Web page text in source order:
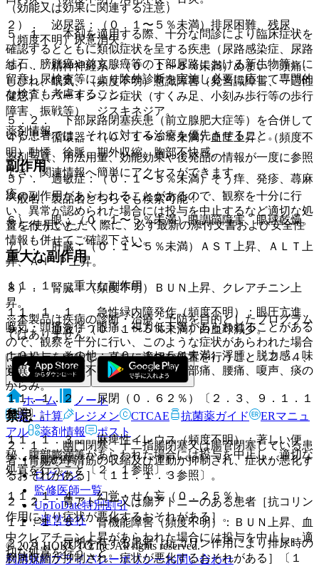
２）． 泌尿器：（０．１〜５％未満）排尿困難、残尿、
（頻度不明）尿意消失。
３）． 精神神経系：（０．１〜５％未満）めまい、頭痛、
しびれ、眠気、（頻度不明）意識障害（見当識障害、一過性
健忘）、パーキンソン症状（すくみ足、小刻み歩行等の歩行
障害、振戦等）、ジスキネジア。
４）． 循環器：（０．１〜５％未満）血圧上昇、（頻度不
明）動悸、徐脈、期外収縮、胸部不快感。
５）． 過敏症：（０．１〜５％未満）そう痒、発疹、蕁麻
疹。
６）． 眼：（０．１〜５％未満）眼調節障害、眼球乾燥。
７）． 肝臓：（０．１〜５％未満）ＡＳＴ上昇、ＡＬＴ上
昇、Ａｌ−Ｐ上昇。
８）． 腎臓：（頻度不明）ＢＵＮ上昇、クレアチニン上
昇。
９）． 血液：（０．１〜５％未満）白血球減少。
１０）． その他：（０．１〜５％未満）浮腫、脱力感、味
覚異常、（頻度不明）倦怠感、咽頭部痛、腰痛、嗄声、痰の
からみ。
禁忌
２．１． 幽門閉塞、十二指腸閉塞又は腸管閉塞している患
者［胃腸の平滑筋の収縮及び運動が抑制され、症状が悪化す
るおそれがある］〔１１．１．３参照〕。
２．２． 胃アトニー又は腸アトニーのある患者［抗コリン
作用により症状が悪化するおそれがある］。
２．３． 尿閉を有する患者［抗コリン作用により排尿時の
膀胱収縮が抑制され、症状が悪化するおそれがある］〔１
（効能又は効果に関連する注意）
５．１． 本剤を適用する際、十分な問診により臨床症状を
確認するとともに類似症状を呈する疾患（尿路感染症、尿路
結石、膀胱癌や前立腺癌等の下部尿路における新生物等）に
留意し尿検査等により除外診断を実施し必要に応じて専門的
な検査も考慮すること。
５．２． 下部尿路閉塞疾患（前立腺肥大症等）を合併して
いる患者では、それに対する治療を優先させること。
副作用
次の副作用があらわれることがあるので、観察を十分に行
い、異常が認められた場合には投与を中止するなど適切な処
置を行うこと。
重大な副作用
１１．１． 重大な副作用
１１．１．１． 急性緑内障発作（頻度不明）：眼圧亢進、
嘔気・頭痛を伴う眼痛、視力低下等があらわれることがある
ので、観察を十分に行い、このような症状があらわれた場合
には投与を中止し、直ちに適切な処置を行うこと〔２．４、
９．１．２参照〕。
１１．１．２． 尿閉（０．６２％）〔２．３、９．１．１
参照〕。
１１．１．３． 麻痺性イレウス（頻度不明）：著しい便
秘、腹部膨満等があらわれた場合には投与を中止し、適切な
処置を行うこと〔２．１参照〕。
１１．１．４． 幻覚・せん妄（０．２５％）。
１１．１．５． 腎機能障害（頻度不明）：ＢＵＮ上昇、血
中クレアチニン上昇があらわれた場合には投与を中止し、適
切な処置を行うこと。
薬剤情報
薬剤写真、用法用量、効能効果や後発品の情報が一度に参照
でき、関連情報へ簡単にアクセスができます。
一般名、製品名どちらでも検索可能！
※ ご使用いただく際に、必ず最新の添付文書および安全性
情報も併せてご確認下さい。
※本製品は疾病の診断・治療・予防を目的としたプログラム
ではありません。
ホーム
ノート
表・計算
レジメン CTCAE 抗菌薬ガイド
ERマニュ
アル
薬剤情報 ポスト
新規登録
ログイン
監修医師一覧
UpToDate特別割引
運営会社
© 2021 HOKUTO Inc. All rights reserved.
利用規約プライバシーポリシーお問い合わせ